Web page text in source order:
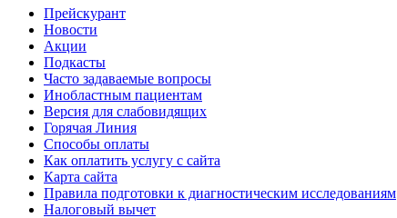
Прейскурант
Новости
Акции
Подкасты
Часто задаваемые вопросы
Инобластным пациентам
Версия для слабовидящих
Горячая Линия
Способы оплаты
Как оплатить услугу с сайта
Карта сайта
Правила подготовки к диагностическим исследованиям
Налоговый вычет